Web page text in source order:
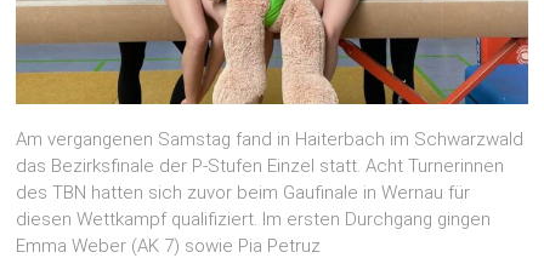
Am vergangenen Samstag fand in Haiterbach im Schwarzwald
das Bezirksfinale der P-Stufen Einzel statt. Acht Turnerinnen
des TBN hatten sich zuvor beim Gaufinale in Wernau für
diesen Wettkampf qualifiziert. Im ersten Durchgang gingen
Emma Weber (AK 7) sowie Pia Petruz